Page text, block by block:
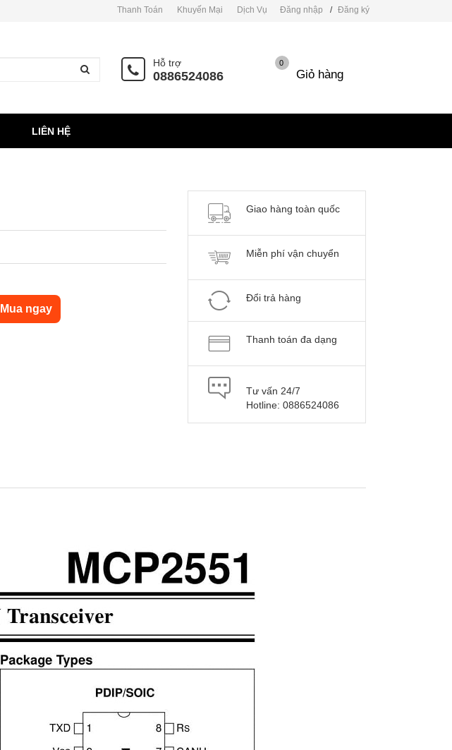
Đăng nhập / Đăng ký
Thanh Toán Khuyến Mại Dịch Vụ
Hỗ trợ
0886524086 Giỏ hàng
0
LIÊN HỆ
Mua ngay
Giao hàng toàn quốc
Miễn phí vận chuyển
Đổi trả hàng
Thanh toán đa dạng
Tư vấn 24/7
Hotline: 0886524086